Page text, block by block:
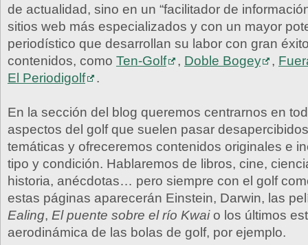
de actualidad, sino en un “facilitador de
sitios web más especializados y con un mayor
periodístico que desarrollan su labor con gran
contenidos, como Ten-Golf , Doble Bogey ,
El Periodigolf
.
En la sección del blog queremos centrarnos en
aspectos del golf que suelen pasar
temáticas y ofreceremos contenidos originales e
tipo y condición. Hablaremos de libros, cine,
historia, anécdotas… pero siempre con el golf
estas páginas aparecerán Einstein, Darwin, las
Ealing, El puente sobre el río Kwaio los últimos
aerodinámica de las bolas de golf, por ejemplo.